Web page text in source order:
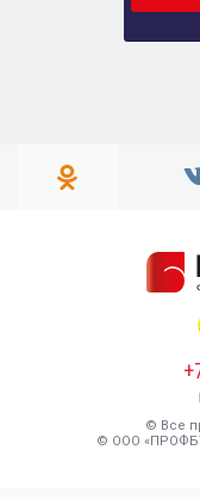
© Все
© ООО